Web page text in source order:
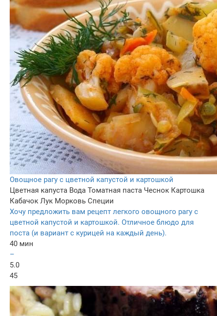
Овощное рагу с цветной капустой и картошкой
Цветная капуста Вода Томатная паста Чеснок Картошка
Кабачок Лук Морковь Специи
Хочу предложить вам рецепт легкого овощного рагу с
цветной капустой и картошкой. Отличное блюдо для
поста (и вариант с курицей на каждый день).
40 мин
–
5.0
45